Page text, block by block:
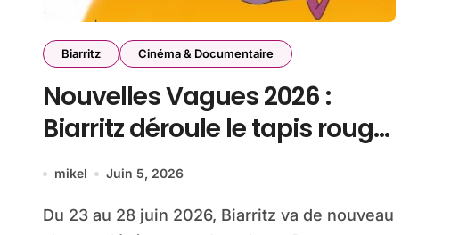
Biarritz Cinéma & Documentaire
Nouvelles Vagues 2026 :
Biarritz déroule le tapis rouge
entre océan, jeunesse et
mikel Juin 5, 2026
Du 23 au 28 juin 2026, Biarritz va de nouveau